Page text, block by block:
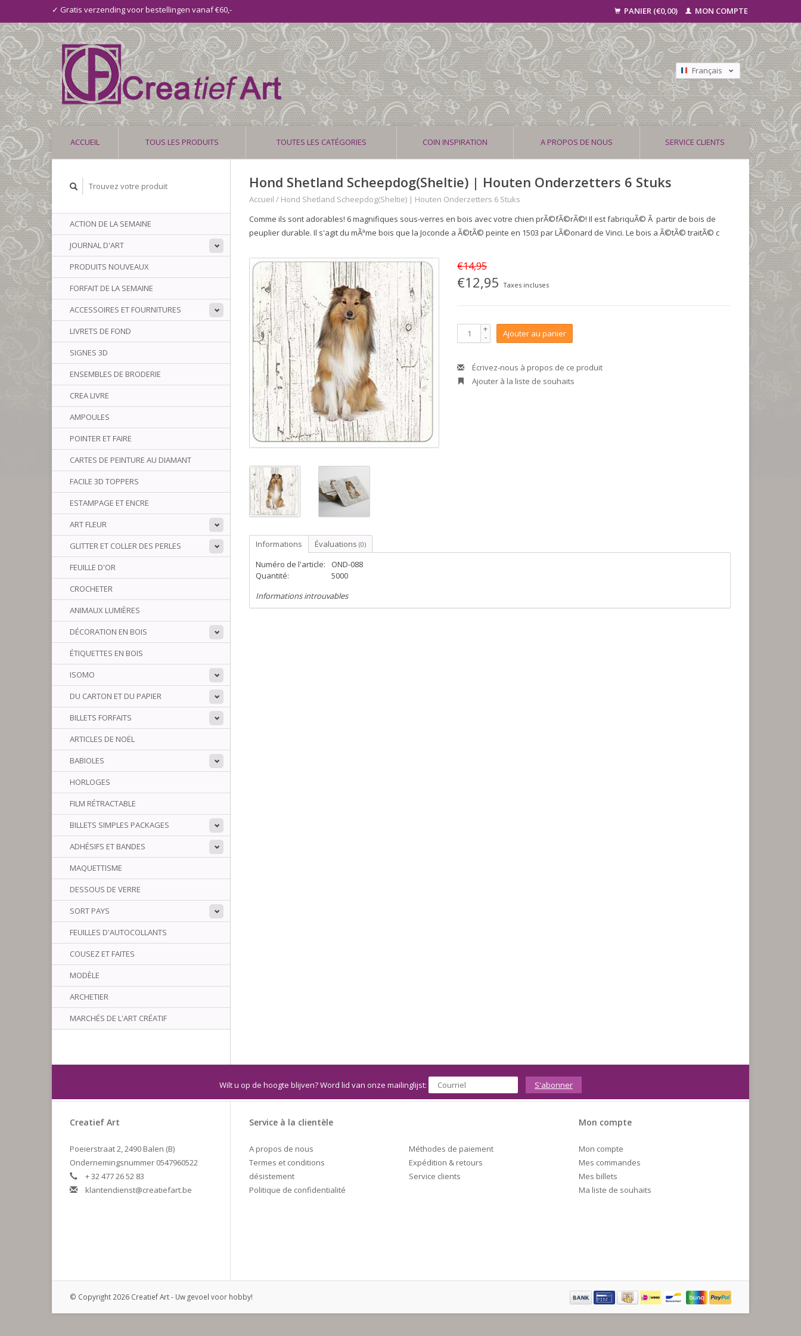
✓ Gratis verzending voor bestellingen vanaf €60,- PANIER (€0,00) MON COMPTE
Français
Nederlands
Deutsch
ACCUEIL TOUS LES PRODUITS TOUTES LES CATÉGORIES COIN INSPIRATION A PROPOS DE NOUS SERVICE CLIENTS
ACTION DE LA SEMAINE
JOURNAL D'ART
PRODUITS NOUVEAUX
FORFAIT DE LA SEMAINE
ACCESSOIRES ET FOURNITURES
LIVRETS DE FOND
SIGNES 3D
ENSEMBLES DE BRODERIE
CREA LIVRE
AMPOULES
POINTER ET FAIRE
CARTES DE PEINTURE AU DIAMANT
FACILE 3D TOPPERS
ESTAMPAGE ET ENCRE
ART FLEUR
GLITTER ET COLLER DES PERLES
FEUILLE D'OR
CROCHETER
ANIMAUX LUMIÈRES
DÉCORATION EN BOIS
ÉTIQUETTES EN BOIS
ISOMO
DU CARTON ET DU PAPIER
BILLETS FORFAITS
ARTICLES DE NOËL
BABIOLES
HORLOGES
FILM RÉTRACTABLE
BILLETS SIMPLES PACKAGES
ADHÉSIFS ET BANDES
MAQUETTISME
DESSOUS DE VERRE
SORT PAYS
FEUILLES D'AUTOCOLLANTS
COUSEZ ET FAITES
MODÈLE
ARCHETIER
MARCHÉS DE L'ART CRÉATIF
Hond Shetland Scheepdog(Sheltie) | Houten Onderzetters 6 Stuks
Accueil / Hond Shetland Scheepdog(Sheltie) | Houten Onderzetters 6 Stuks
Comme ils sont adorables! 6 magnifiques sous-verres en bois avec votre chien prÃ©fÃ©rÃ©! Il est fabriquÃ© Ã partir de bois de
peuplier durable. Il s'agit du mÃªme bois que la Joconde a Ã©tÃ© peinte en 1503 par LÃ©onard de Vinci. Le bois a Ã©tÃ© traitÃ© c
€14,95
€12,95Taxes incluses
+
- Ajouter au panier
Écrivez-nous à propos de ce produit
Ajouter à la liste de souhaits
Informations Évaluations (0)
Numéro de l'article:
OND-088
Quantité:
5000
Informations introuvables
Wilt u op de hoogte blijven? Word lid van onze mailinglijst: S'abonner
Creatief Art
Poeierstraat 2, 2490 Balen (B)
Ondernemingsnummer 0547960522
+ 32 477 26 52 83
klantendienst@creatiefart.be
Service à la clientèle
A propos de nous
Termes et conditions
désistement
Politique de confidentialité
Méthodes de paiement
Expédition & retours
Service clients
Mon compte
Mon compte
Mes commandes
Mes billets
Ma liste de souhaits
© Copyright 2026 Creatief Art - Uw gevoel voor hobby!